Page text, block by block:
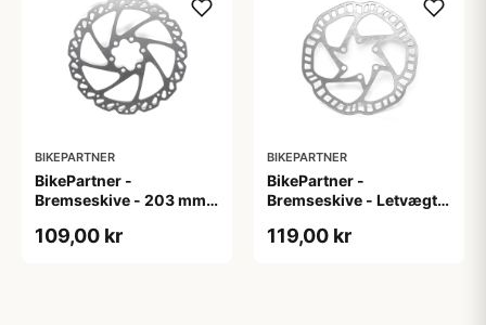
BIKEPARTNER
BikePartner -
Bremseskive - 203 mm -
109,00 kr
BIKEPARTNER
BikePartner -
Bremseskive - Letvægts
119,00 kr